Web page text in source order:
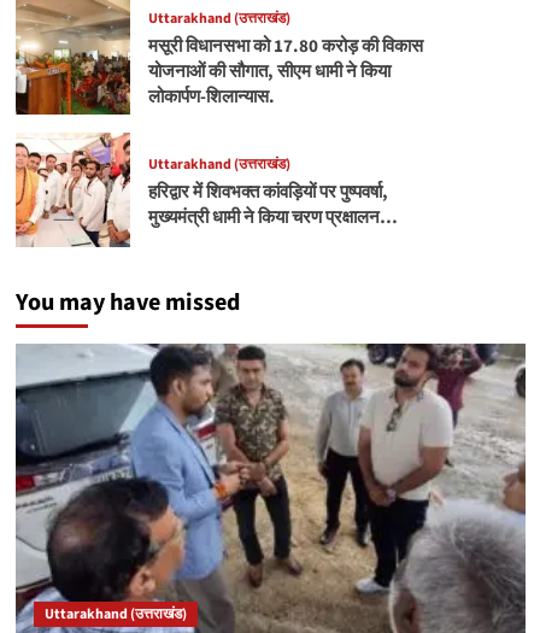
Uttarakhand (उत्तराखंड)
मसूरी विधानसभा को 17.80 करोड़ की विकास
योजनाओं की सौगात, सीएम धामी ने किया
लोकार्पण-शिलान्यास.
Uttarakhand (उत्तराखंड)
हरिद्वार में शिवभक्त कांवड़ियों पर पुष्पवर्षा,
मुख्यमंत्री धामी ने किया चरण प्रक्षालन…
You may have missed
Uttarakhand (उत्तराखंड)